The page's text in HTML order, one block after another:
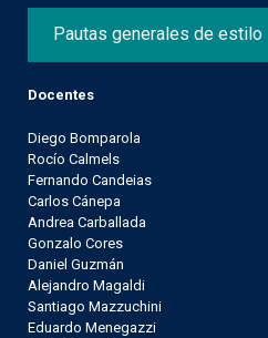
Pautas generales de estilo
Docentes
Diego Bomparola
Rocío Calmels
Fernando Candeias
Carlos Cánepa
Andrea Carballada
Gonzalo Cores
Daniel Guzmán
Alejandro Magaldi
Santiago Mazzuchini
Eduardo Menegazzi